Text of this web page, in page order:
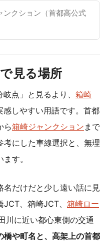
ンクション（首都高公式
見る場所
点」と見るより、 箱崎
しやすい用語です。首都
ら箱崎ジャンクション まで
にした車線選択と、無理
す。
名だけだと少し遠い話に見
、箱崎JCT、 箱崎ロー
川に近い都心東側の交通
橋や町名と、高架上の首都